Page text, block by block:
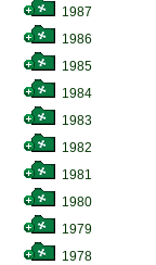
1987
1986
1985
1984
1983
1982
1981
1980
1979
1978